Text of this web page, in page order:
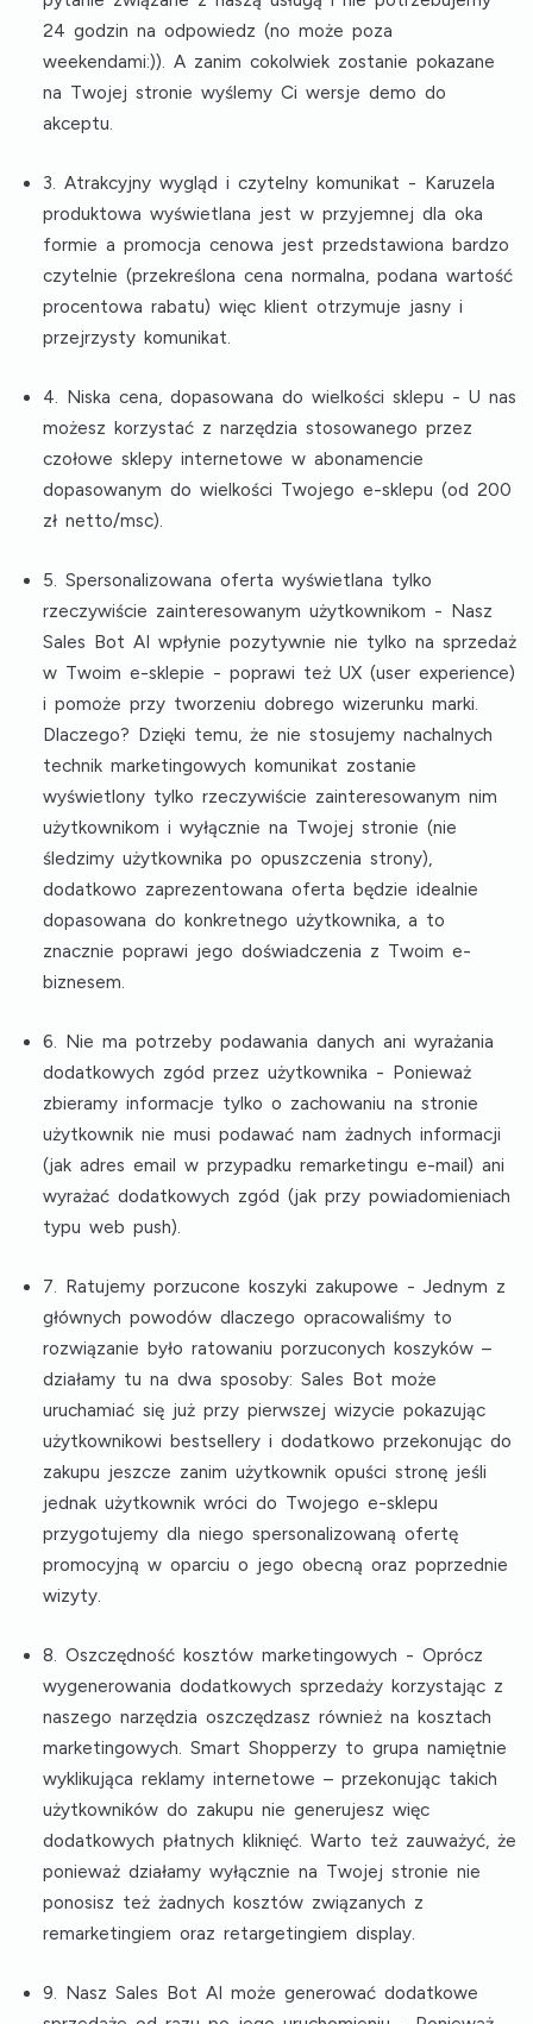
24 godzin na odpowiedz (no może poza
weekendami:)). A zanim cokolwiek zostanie pokazane
na Twojej stronie wyślemy Ci wersje demo do
akceptu.
3. Atrakcyjny wygląd i czytelny komunikat - Karuzela
produktowa wyświetlana jest w przyjemnej dla oka
formie a promocja cenowa jest przedstawiona bardzo
czytelnie (przekreślona cena normalna, podana wartość
procentowa rabatu) więc klient otrzymuje jasny i
przejrzysty komunikat.
4. Niska cena, dopasowana do wielkości sklepu - U nas
możesz korzystać z narzędzia stosowanego przez
czołowe sklepy internetowe w abonamencie
dopasowanym do wielkości Twojego e-sklepu (od 200
zł netto/msc).
5. Spersonalizowana oferta wyświetlana tylko
rzeczywiście zainteresowanym użytkownikom - Nasz
Sales Bot AI wpłynie pozytywnie nie tylko na sprzedaż
w Twoim e-sklepie - poprawi też UX (user experience)
i pomoże przy tworzeniu dobrego wizerunku marki.
Dlaczego? Dzięki temu, że nie stosujemy nachalnych
technik marketingowych komunikat zostanie
wyświetlony tylko rzeczywiście zainteresowanym nim
użytkownikom i wyłącznie na Twojej stronie (nie
śledzimy użytkownika po opuszczenia strony),
dodatkowo zaprezentowana oferta będzie idealnie
dopasowana do konkretnego użytkownika, a to
znacznie poprawi jego doświadczenia z Twoim e-
biznesem.
6. Nie ma potrzeby podawania danych ani wyrażania
dodatkowych zgód przez użytkownika - Ponieważ
zbieramy informacje tylko o zachowaniu na stronie
użytkownik nie musi podawać nam żadnych informacji
(jak adres email w przypadku remarketingu e-mail) ani
wyrażać dodatkowych zgód (jak przy powiadomieniach
typu web push).
7. Ratujemy porzucone koszyki zakupowe - Jednym z
głównych powodów dlaczego opracowaliśmy to
rozwiązanie było ratowaniu porzuconych koszyków –
działamy tu na dwa sposoby: Sales Bot może
uruchamiać się już przy pierwszej wizycie pokazując
użytkownikowi bestsellery i dodatkowo przekonując do
zakupu jeszcze zanim użytkownik opuści stronę jeśli
jednak użytkownik wróci do Twojego e-sklepu
przygotujemy dla niego spersonalizowaną ofertę
promocyjną w oparciu o jego obecną oraz poprzednie
wizyty.
8. Oszczędność kosztów marketingowych - Oprócz
wygenerowania dodatkowych sprzedaży korzystając z
naszego narzędzia oszczędzasz również na kosztach
marketingowych. Smart Shopperzy to grupa namiętnie
wyklikująca reklamy internetowe – przekonując takich
użytkowników do zakupu nie generujesz więc
dodatkowych płatnych kliknięć. Warto też zauważyć, że
ponieważ działamy wyłącznie na Twojej stronie nie
ponosisz też żadnych kosztów związanych z
remarketingiem oraz retargetingiem display.
9. Nasz Sales Bot AI może generować dodatkowe